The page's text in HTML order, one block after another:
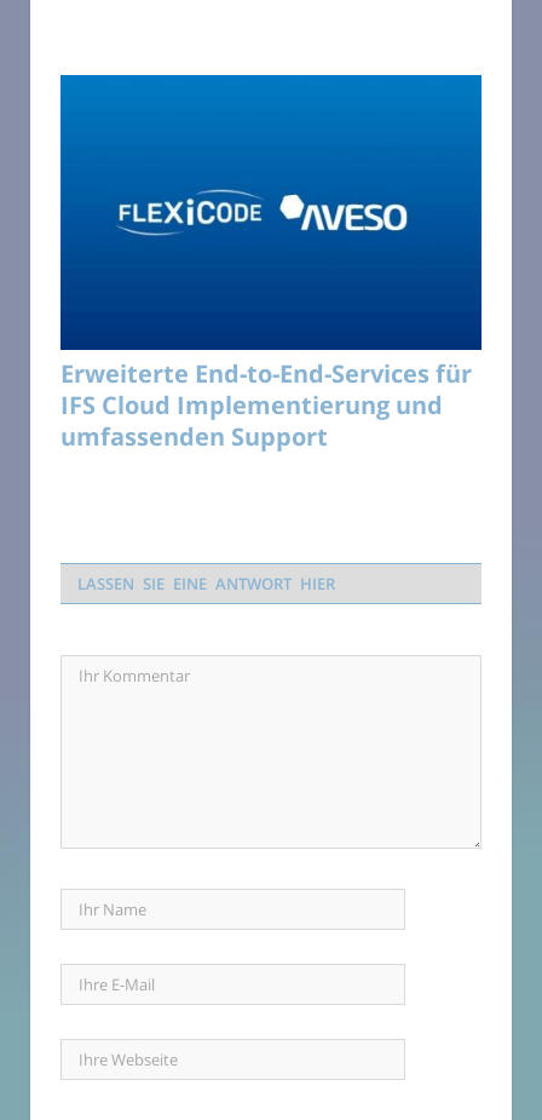
Erweiterte End-to-End-Services für
IFS Cloud Implementierung und
umfassenden Support
LASSEN SIE EINE ANTWORT HIER